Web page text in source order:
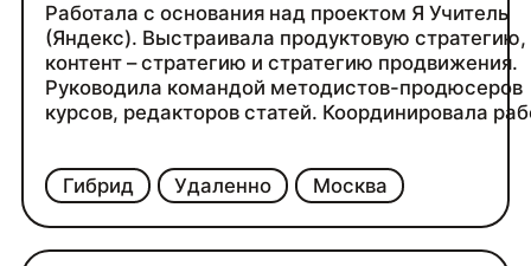
Гибрид Удаленно Москва
Работала с основания над проектом Я Учитель
(Яндекс). Выстраивала продуктовую стратегию,
контент – стратегию и стратегию продвижения.
Руководила командой методистов-продюсеров
курсов, редакторов статей. Координировала
иллюстратор, оператор, звукорежиссер,
редактор) и маркетингом основного продукта